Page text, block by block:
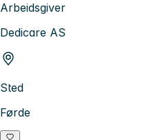
Arbeidsgiver
Dedicare AS
Sted
Førde